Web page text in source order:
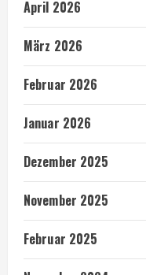
April 2026
März 2026
Februar 2026
Januar 2026
Dezember 2025
November 2025
Februar 2025